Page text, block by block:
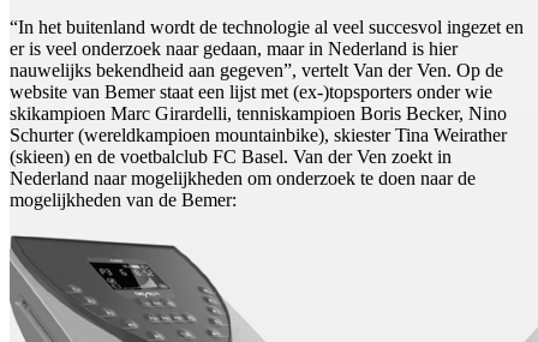
“In het buitenland wordt de technologie al veel succesvol ingezet en
er is veel onderzoek naar gedaan, maar in Nederland is hier
nauwelijks bekendheid aan gegeven”, vertelt Van der Ven. Op de
website van Bemer staat een lijst met (ex-)topsporters onder wie
skikampioen Marc Girardelli, tenniskampioen Boris Becker, Nino
Schurter (wereldkampioen mountainbike), skiester Tina Weirather
(skieen) en de voetbalclub FC Basel. Van der Ven zoekt in
Nederland naar mogelijkheden om onderzoek te doen naar de
mogelijkheden van de Bemer: